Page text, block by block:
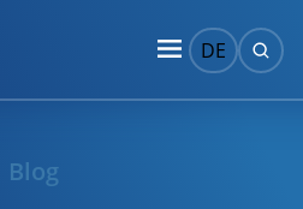
DE
Blog